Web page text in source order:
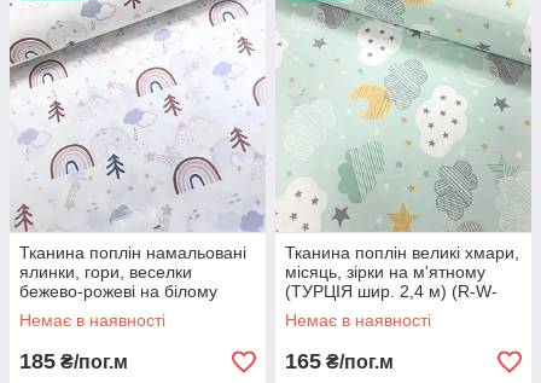
Тканина поплін намальовані
ялинки, гори, веселки
бежево-рожеві на білому
(ТУРЕЧЧИНА шир. 2,4 м) T
Немає в наявності
185 ₴/пог.м
Тканина поплін великі хмари,
місяць, зірки на м'ятному
(ТУРЦІЯ шир. 2,4 м) (R-W-
0428)
Немає в наявності
165 ₴/пог.м